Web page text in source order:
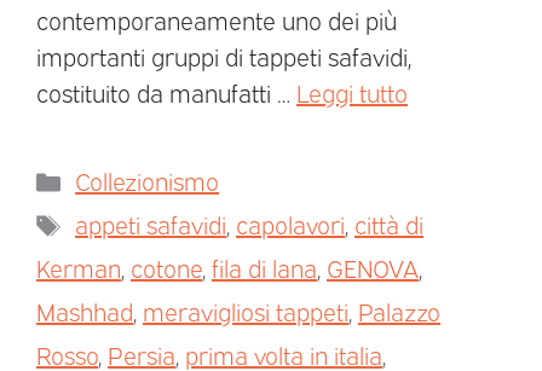
contemporaneamente uno dei più
importanti gruppi di tappeti safavidi,
costituito da manufatti … Leggi tutto
Collezionismo
appeti safavidi capolavori città di
Kerman cotone fila di lana GENOVA
Mashhad meravigliosi tappeti Palazzo
Rosso Persia prima volta in italia